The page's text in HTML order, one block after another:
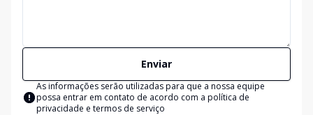
Enviar
As informações serão utilizadas para que a nossa equipe
possa entrar em contato de acordo com a política de
privacidade e termos de serviço